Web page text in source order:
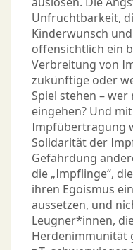
Unfruchtbarkeit,
Kinderwunsch
offensichtlich ein
Verbreitung von
zukünftige oder
Spiel stehen –
eingehen? Und
Impfübertragung
Solidarität der
Gefährdung
die „Impflinge“,
ihren Egoismus
aussetzen, und
Leugner*innen,
Herdenimmunität